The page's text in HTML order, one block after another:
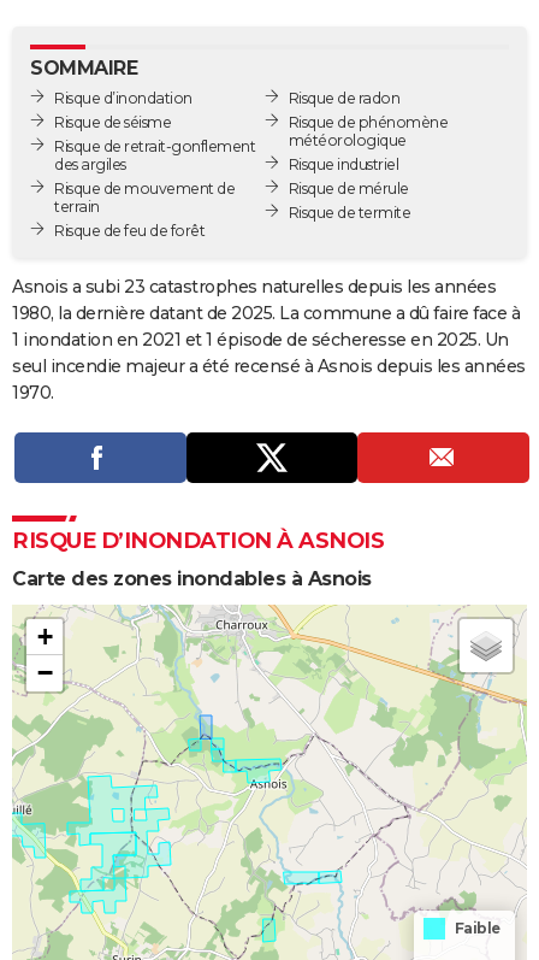
GUIDES D'ACHAT
BONS PLANS
CARTE DE VOEUX
Carte de Noël
Carte Bonne année
Carte Saint-Valentin
Carte Pâques
Carte d'anniversaire
DICTIONNAIRE
COPAINS D'AVANT
S'inscrire
Se connecter
Lycées
Collèges
Primaires
Universités
Entreprises
Service militaire
Avis de recherche
AVIS DE DÉCÈS
SOMMAIRE
Risque d’inondation
Risque de séisme
Risque de retrait-gonflement
des argiles
Risque de mouvement de
terrain
Risque de feu de forêt
Risque de radon
Risque de phénomène
météorologique
Risque industriel
Risque de mérule
Risque de termite
Asnois a subi 23 catastrophes naturelles depuis les années
1980, la dernière datant de 2025. La commune a dû faire face à
1 inondation en 2021 et 1 épisode de sécheresse en 2025. Un
seul incendie majeur a été recensé à Asnois depuis les années
1970.
RISQUE D’INONDATION À ASNOIS
Carte des zones inondables à Asnois
+
−
Faible